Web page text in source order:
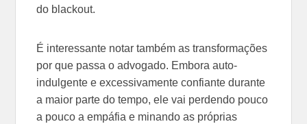
do blackout.
É interessante notar também as transformações
por que passa o advogado. Embora auto-
indulgente e excessivamente confiante durante
a maior parte do tempo, ele vai perdendo pouco
a pouco a empáfia e minando as próprias